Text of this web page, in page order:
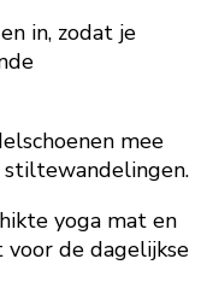
in, zodat je
mee
yoga mat en
de dagelijkse